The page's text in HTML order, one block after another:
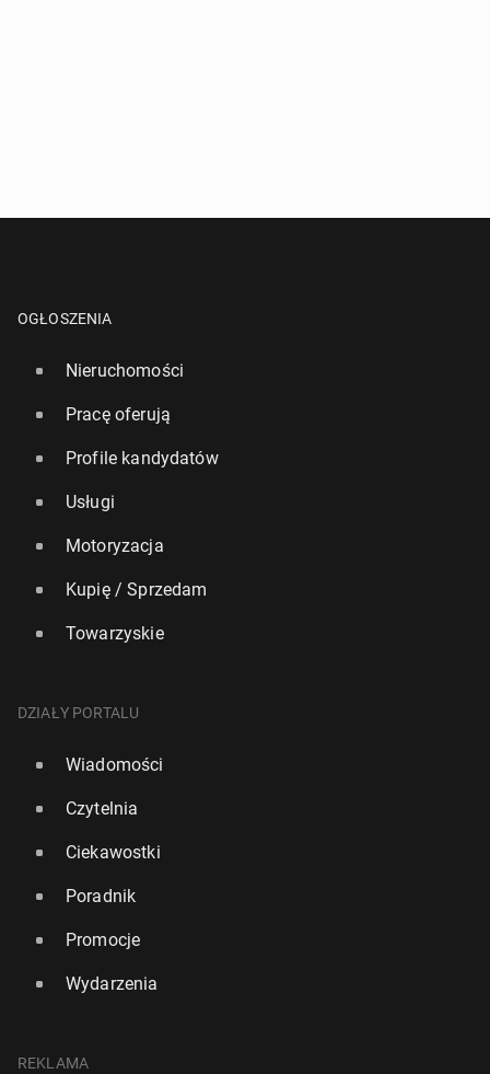
OGŁOSZENIA
Nieruchomości
Pracę oferują
Profile kandydatów
Usługi
Motoryzacja
Kupię / Sprzedam
Towarzyskie
DZIAŁY PORTALU
Wiadomości
Czytelnia
Ciekawostki
Poradnik
Promocje
Wydarzenia
REKLAMA